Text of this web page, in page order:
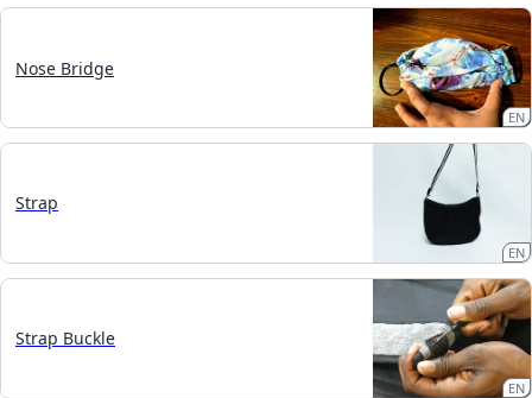
Nose Bridge
EN
Strap
EN
Strap Buckle
EN